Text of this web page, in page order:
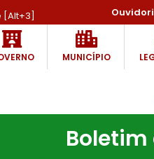
[Alt+3]
MUNICÍPIO
Boletim